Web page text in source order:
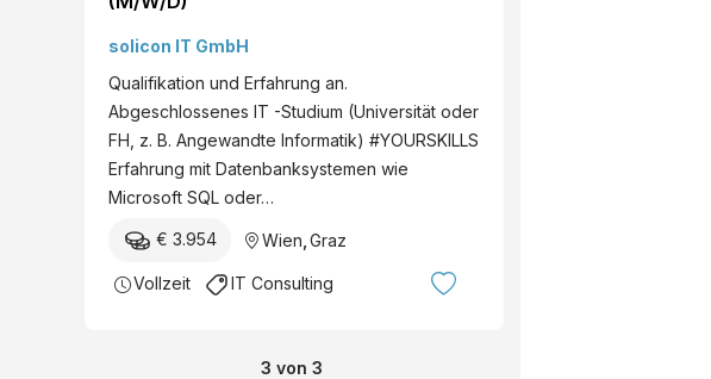
solicon IT GmbH
Qualifikation und Erfahrung an.
Abgeschlossenes IT -Studium (Universität oder
FH, z. B. Angewandte Informatik) #YOURSKILLS
Erfahrung mit Datenbanksystemen wie
Microsoft SQL oder…
€ 3.954 Wien Graz
Vollzeit IT Consulting
3 von 3